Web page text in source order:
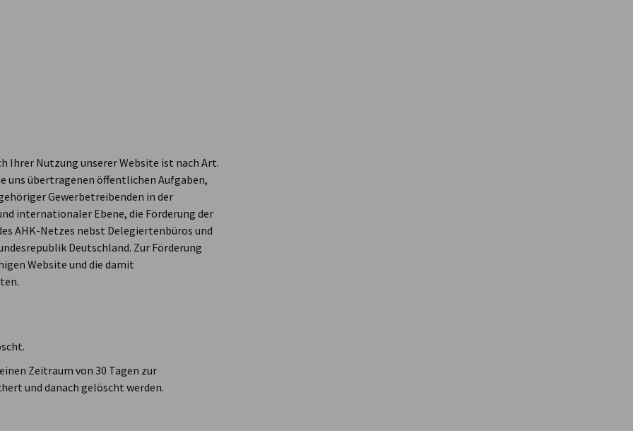
Ihrer Nutzung unserer Website ist nach Art.
uns übertragenen öffentlichen Aufgaben,
Gewerbetreibenden in der
internationaler Ebene, die Förderung der
AHK-Netzes nebst Delegiertenbüros und
Deutschland. Zur Förderung
Website und die damit
Zeitraum von 30 Tagen zur
und danach gelöscht werden.